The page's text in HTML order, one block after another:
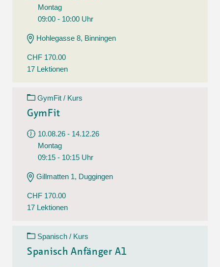
Montag
09:00 - 10:00 Uhr
Hohlegasse 8, Binningen
CHF 170.00
17 Lektionen
GymFit / Kurs
GymFit
10.08.26 - 14.12.26
Montag
09:15 - 10:15 Uhr
Gillmatten 1, Duggingen
CHF 170.00
17 Lektionen
Spanisch / Kurs
Spanisch Anfänger A1